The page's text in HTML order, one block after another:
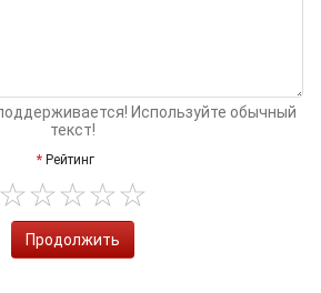
Используйте обычный
текст!
Рейтинг
Продолжить